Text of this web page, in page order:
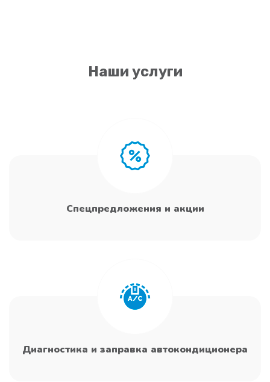
Наши услуги
Спецпредложения и акции
Диагностика и заправка автокондиционера